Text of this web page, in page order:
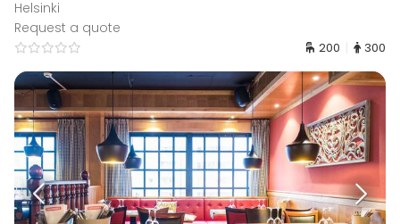
Helsinki
Request a quote
200 300